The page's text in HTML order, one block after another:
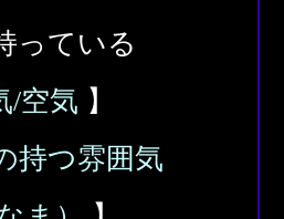
っている
/空気 】
持つ雰囲気